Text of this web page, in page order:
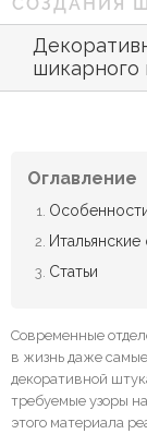
шикарного
Современные
в жизнь даже
декоративной
требуемые узоры
этого материала
Оглавление
Статьи